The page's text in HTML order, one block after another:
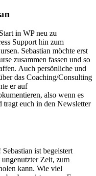
in WP neu zu
Support hin zum
Sebastian möchte erst
zusammen fassen und so
Auch persönliche und
das Coaching/Consulting
er auf
also wenn es
tragt euch in den Newsletter
ist begeistert
Zeit, zum
kann. Wie viel